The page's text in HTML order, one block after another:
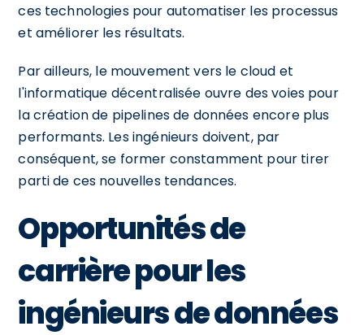
ces technologies pour automatiser les processus
et améliorer les résultats.
Par ailleurs, le mouvement vers le cloud et
l'informatique décentralisée ouvre des voies pour
la création de pipelines de données encore plus
performants. Les ingénieurs doivent, par
conséquent, se former constamment pour tirer
parti de ces nouvelles tendances.
Opportunités de
carrière pour les
ingénieurs de données